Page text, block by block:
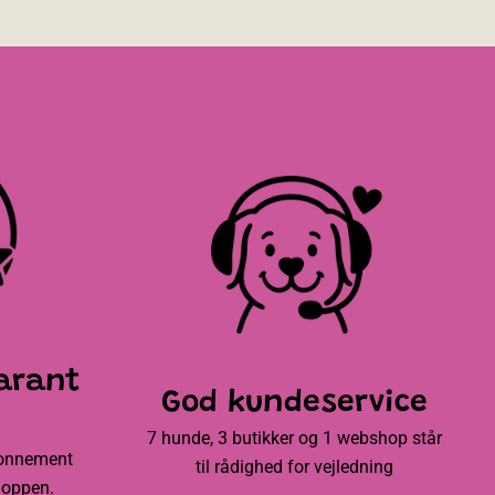
God kundeservice
7 hunde, 3 butikker og 1 webshop står
til rådighed for vejledning